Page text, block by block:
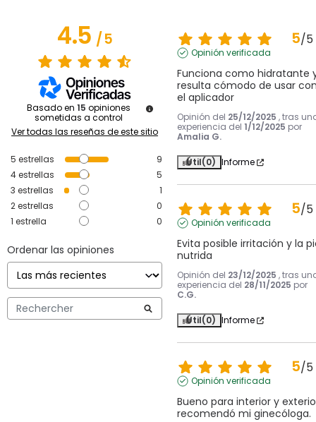
4.5/5
Basado en 15 opiniones
sometidas a control
Ver todas las reseñas de este sitio
5 estrellas
9
4estrellas
5
3 estrellas
1
2estrellas
0
1 estrella 0
Ordenar las opiniones
5/5
Opinión verificada
Funciona como hidratante
resulta cómodo de usar
el aplicador
Opinión del 25/12/2025 , tras
experiencia del 1/12/2025 por
Amalia G.
Útil(0) Informe
5/5
Opinión verificada
Evita posible irritación y la
nutrida
Opinión del 23/12/2025 , tras
experiencia del 28/11/2025 por
C.G.
Útil(0) Informe
5/5
Opinión verificada
Bueno para interior y
recomendó mi ginecóloga.